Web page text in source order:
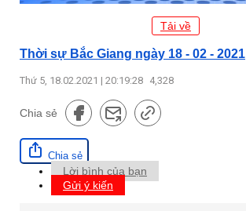
Tải về
Thời sự Bắc Giang ngày 18 - 02 - 2021
Thứ 5, 18.02.2021 | 20:19:28 4,328
Chia sẻ
Chia sẻ
Lời bình của bạn
Gửi ý kiến